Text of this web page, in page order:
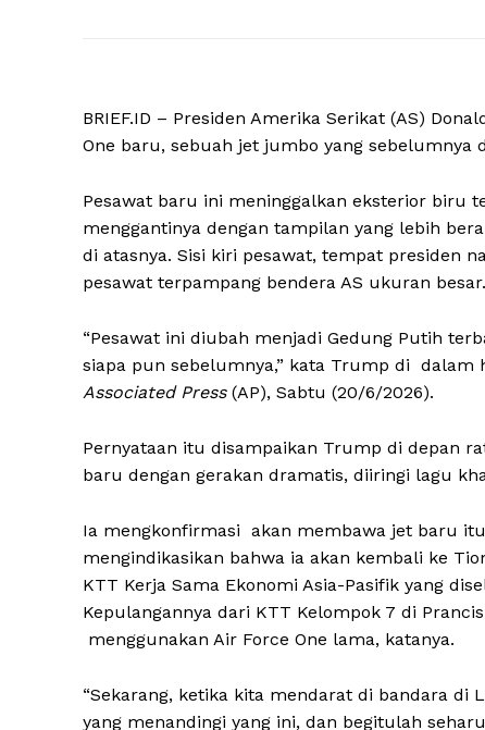
BRIEF.ID – Presiden Amerika Serikat (AS)
One baru, sebuah jet jumbo yang sebelumnya
Pesawat baru ini meninggalkan eksterior biru
menggantinya dengan tampilan yang lebih
di atasnya. Sisi kiri pesawat, tempat presiden
pesawat terpampang bendera AS ukuran besar.
“Pesawat ini diubah menjadi Gedung Putih
siapa pun sebelumnya,” kata Trump di dalam
Associated Press(AP), Sabtu (20/6/2026).
Pernyataan itu disampaikan Trump di depan
baru dengan gerakan dramatis, diiringi lagu
Ia mengkonfirmasi akan membawa jet baru
mengindikasikan bahwa ia akan kembali ke
KTT Kerja Sama Ekonomi Asia-Pasifik yang
Kepulangannya dari KTT Kelompok 7 di
menggunakan Air Force One lama, katanya.
“Sekarang, ketika kita mendarat di bandara
yang menandingi yang ini, dan begitulah